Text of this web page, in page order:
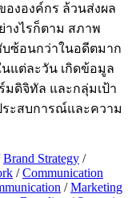
งองค์กร ล้วนส่งผล
งไรก็ตาม สภาพ
ซ้อนกว่าในอดีตมาก
แต่ละวัน เกิดข้อมูล
มดิจิทัล และกลุ่มเป้า
ะสบการณ์และความ
Brand Strategy /
/Communication
/Marketing